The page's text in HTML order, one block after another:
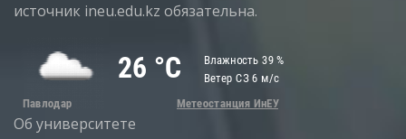
источник ineu.edu.kz обязательна.
Об университете